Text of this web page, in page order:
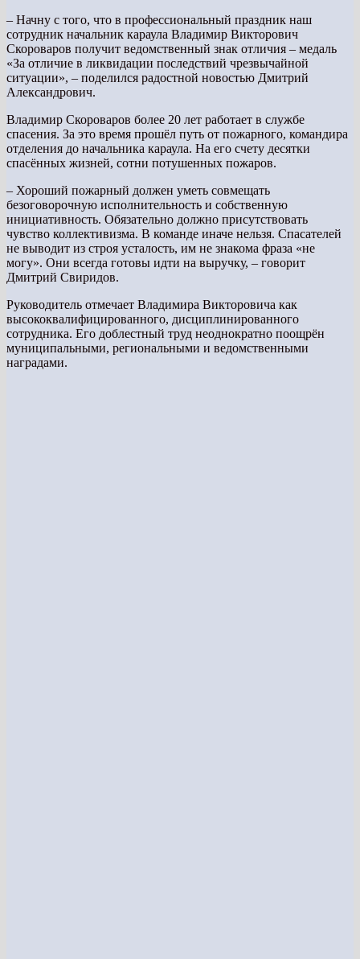
– Начну с того, что в профессиональный праздник наш
сотрудник начальник караула Владимир Викторович
Скороваров получит ведомственный знак отличия – медаль
«За отличие в ликвидации последствий чрезвычайной
ситуации», – поделился радостной новостью Дмитрий
Александрович.
Владимир Скороваров более 20 лет работает в службе
спасения. За это время прошёл путь от пожарного, командира
отделения до начальника караула. На его счету десятки
спасённых жизней, сотни потушенных пожаров.
– Хороший пожарный должен уметь совмещать
безоговорочную исполнительность и собственную
инициативность. Обязательно должно присутствовать
чувство коллективизма. В команде иначе нельзя. Спасателей
не выводит из строя усталость, им не знакома фраза «не
могу». Они всегда готовы идти на выручку, – говорит
Дмитрий Свиридов.
Руководитель отмечает Владимира Викторовича как
высококвалифицированного, дисциплинированного
сотрудника. Его доблестный труд неоднократно поощрён
муниципальными, региональными и ведомственными
наградами.